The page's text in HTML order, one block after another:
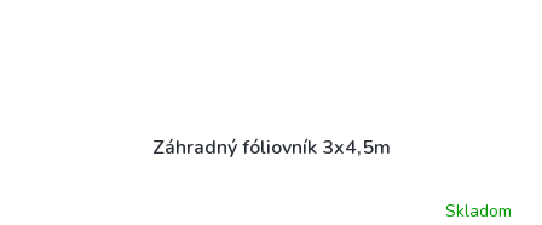
Záhradný fóliovník 3x4,5m
Skladom